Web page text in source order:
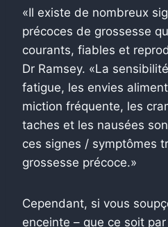
«Il existe de nombreux
précoces de grossesse
courants, fiables et
Dr Ramsey. «La
fatigue, les envies
miction fréquente, les
taches et les nausées
ces signes / symptômes
grossesse précoce.»
Cependant, si vous
enceinte – que ce soit